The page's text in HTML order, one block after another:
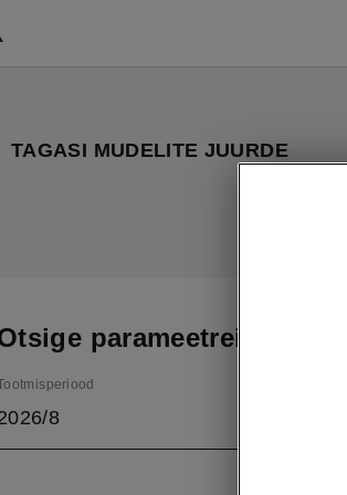
TAGASI MUDELITE JUURDE
parameetreid
8